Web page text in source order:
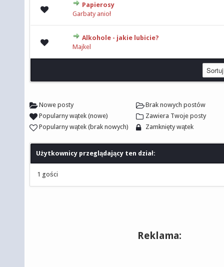
Papierosy
Garbaty anioł
0 głosów - średnia ocena: 0 na 5 gwiazdek
Alkohole - jakie lubicie?
Majkel
0 głosów - średnia ocena: 0 na 5 gwiazdek
Nowe posty
Popularny wątek (nowe)
Popularny wątek (brak nowych)
Brak nowych postów
Zawiera Twoje posty
Zamknięty wątek
Użytkownicy przeglądający ten dział:
1 gości
Reklama: